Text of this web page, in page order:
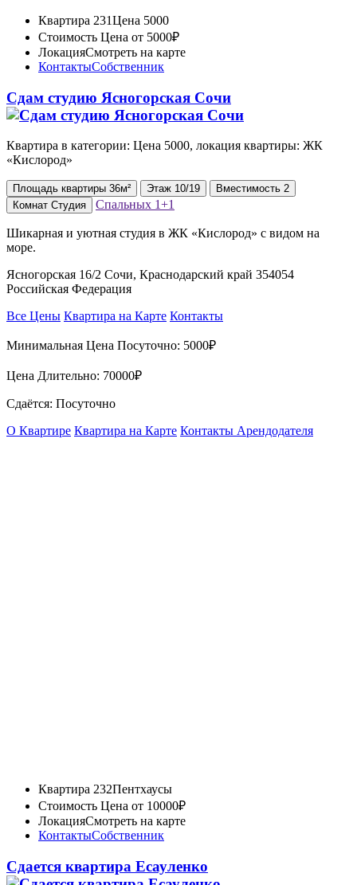
Квартира 231Цена 5000
Стоимость Цена от 5000₽
ЛокацияСмотреть на карте
КонтактыСобственник
Сдам студию Ясногорская Сочи
Квартира в категории: Цена 5000, локация квартиры: ЖК
«Кислород»
Площадь квартиры 36м² Этаж 10/19 Вместимость 2
Комнат Студия Спальных 1+1
Шикарная и уютная студия в ЖК «Кислород» с видом на
море.
Ясногорская 16/2 Сочи, Краснодарский край 354054
Российская Федерация
Все Цены Квартира на Карте Контакты
Минимальная Цена Посуточно: 5000₽
Цена Длительно: 70000₽
Сдаётся: Посуточно
О Квартире Квартира на Карте Контакты Арендодателя
Квартира 232Пентхаусы
Стоимость Цена от 10000₽
ЛокацияСмотреть на карте
КонтактыСобственник
Сдается квартира Есауленко